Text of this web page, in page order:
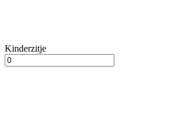
Kinderzitje